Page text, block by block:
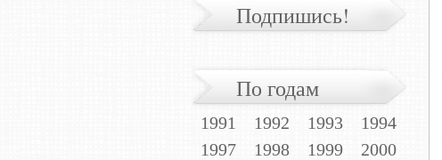
Подпишись!
По годам
1991 1992 1993
1994
1997
1998 1999
2000